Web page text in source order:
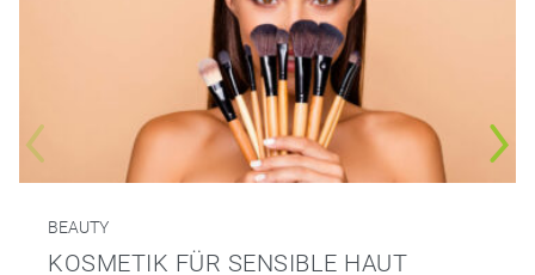
BEAUTY
KOSMETIK FÜR SENSIBLE HAUT